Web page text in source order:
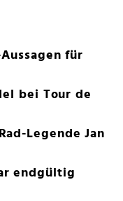
für
bei Tour de
Legende Jan
endgültig